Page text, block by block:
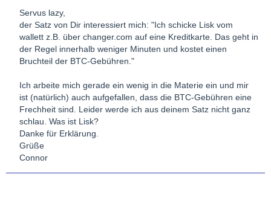
Servus lazy,
der Satz von Dir interessiert mich: "Ich schicke Lisk vom
wallett z.B. über changer.com auf eine Kreditkarte. Das geht in
der Regel innerhalb weniger Minuten und kostet einen
Bruchteil der BTC-Gebühren."
Ich arbeite mich gerade ein wenig in die Materie ein und mir
ist (natürlich) auch aufgefallen, dass die BTC-Gebühren eine
Frechheit sind. Leider werde ich aus deinem Satz nicht ganz
schlau. Was ist Lisk?
Danke für Erklärung.
Grüße
Connor